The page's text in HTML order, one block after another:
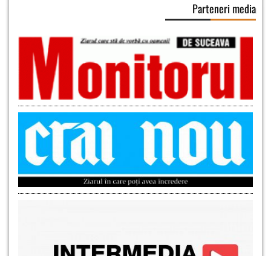
Parteneri media